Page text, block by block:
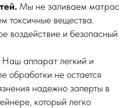
Мы не заливаем матрас
токсичные вещества.
воздействие и безопасный
Наш аппарат легкий и
обработки не остается
надежно заперты в
который легко